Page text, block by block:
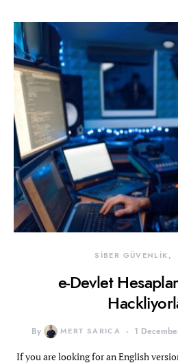
SİBER GÜVENLİK
e-Devlet
By MERT SARICA 1
If you are looking for an English